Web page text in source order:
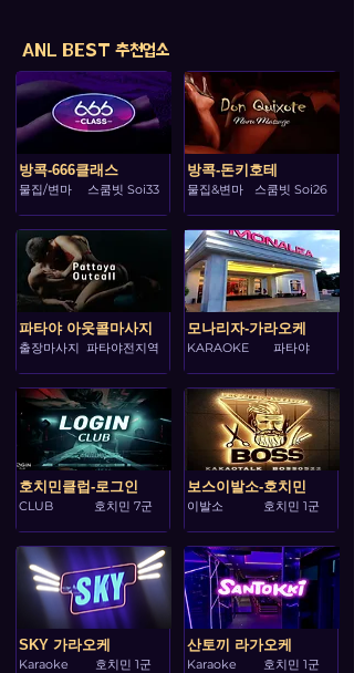
ANL BEST 추천업소
방콕-666클래스
물집/변마 스쿰빗 Soi33
파타야 아웃콜마사지
출장마사지 파타야전지역
호치민클럽-로그인
CLUB 호치민 7군
SKY 가라오케
Karaoke 호치민 1군
방콕-돈키호테
물집&변마 스쿰빗 Soi26
모나리자-가라오케
KARAOKE 파타야
보스이발소-호치민
이발소 호치민 1군
산토끼 라가오케
Karaoke 호치민 1군